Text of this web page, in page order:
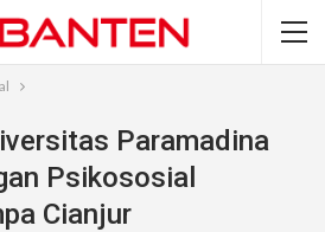
Paramadina
Psikososial
Cianjur